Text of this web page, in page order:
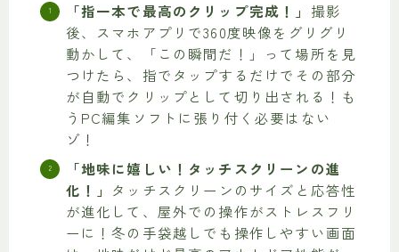
「指一本で最高のクリップ完成！」 撮影
後、スマホアプリで360度映像をグリグリ
動かして、「この瞬間だ！」って場所を見
つけたら、指でタップするだけでその部分
が自動でクリップとして切り出される！も
うPC編集ソフトに張り付く必要はない
ゾ！
「地味に嬉しい！タッチスクリーンの進
化！」 タッチスクリーンのサイズと応答性
が進化して、屋外での操作がストレスフリ
ーに！冬の手袋越しでも操作しやすい画面